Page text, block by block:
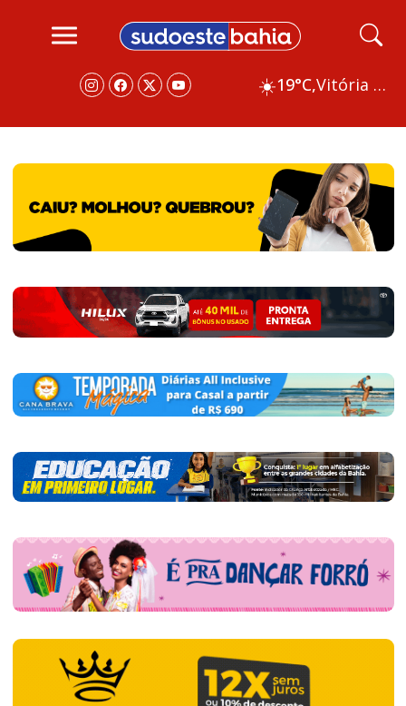
☀️19°C, Vitória da Conquista